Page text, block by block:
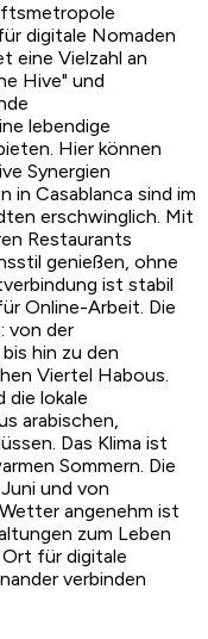
digitale Nomaden
eine Vielzahl an
Hive" und
lebendige
Hier können
Synergien
in Casablanca sind im
erschwinglich. Mit
Restaurants
genießen, ohne
ist stabil
Online-Arbeit. Die
von der
hin zu den
Viertel Habous.
die lokale
arabischen,
Das Klima ist
Sommern. Die
und von
angenehm ist
zum Leben
für digitale
verbinden